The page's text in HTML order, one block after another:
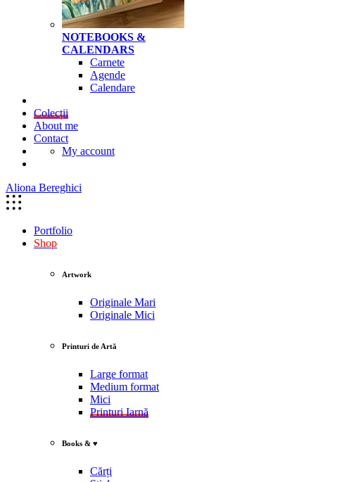
NOTEBOOKS &
CALENDARS
Carnete
Agende
Calendare
Colecții
About me
Contact
My account
Aliona Bereghici
Portfolio
Shop
Artwork
Originale Mari
Originale Mici
Printuri de Artă
Large format
Medium format
Mici
Printuri Iarnă
Books & ♥
Cărți